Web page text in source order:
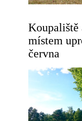
Koupaliště
místem
června